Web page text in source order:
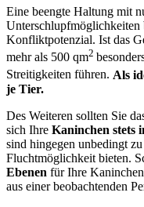
Eine beengte Haltung mit
Konfliktpotenzial. Ist das
mehr als 500 qm2
Streitigkeiten führen. Als
je Tier.
Des Weiteren sollten Sie
sich Ihre Kaninchen stets
sind hingegen unbedingt
Fluchtmöglichkeit bieten.
Ebenen für Ihre
aus einer beobachtenden